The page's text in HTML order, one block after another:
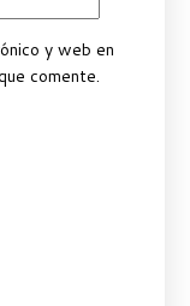
y web en
comente.